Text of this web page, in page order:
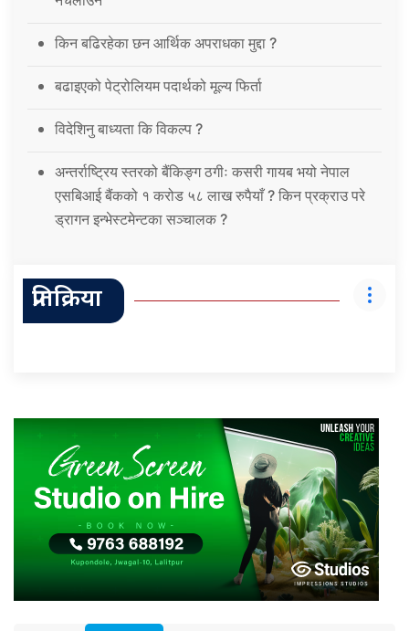
किन बढिरहेका छन आर्थिक अपराधका मुद्दा ?
बढाइएको पेट्रोलियम पदार्थको मूल्य फिर्ता
विदेशिनु बाध्यता कि विकल्प ?
अन्तर्राष्ट्रिय स्तरको बैंकिङ्ग ठगीः कसरी गायब भयो नेपाल
एसबिआई बैंकको १ करोड ५८ लाख रुपैयाँ ? किन प्रक्राउ परे
ड्रागन इन्भेस्टमेन्टका सञ्चालक ?
प्रतिक्रिया